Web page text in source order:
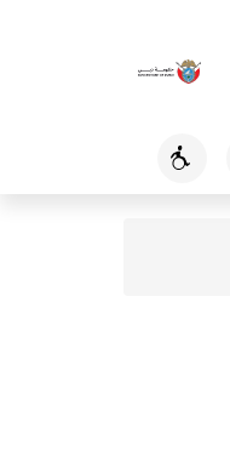
Accessibility